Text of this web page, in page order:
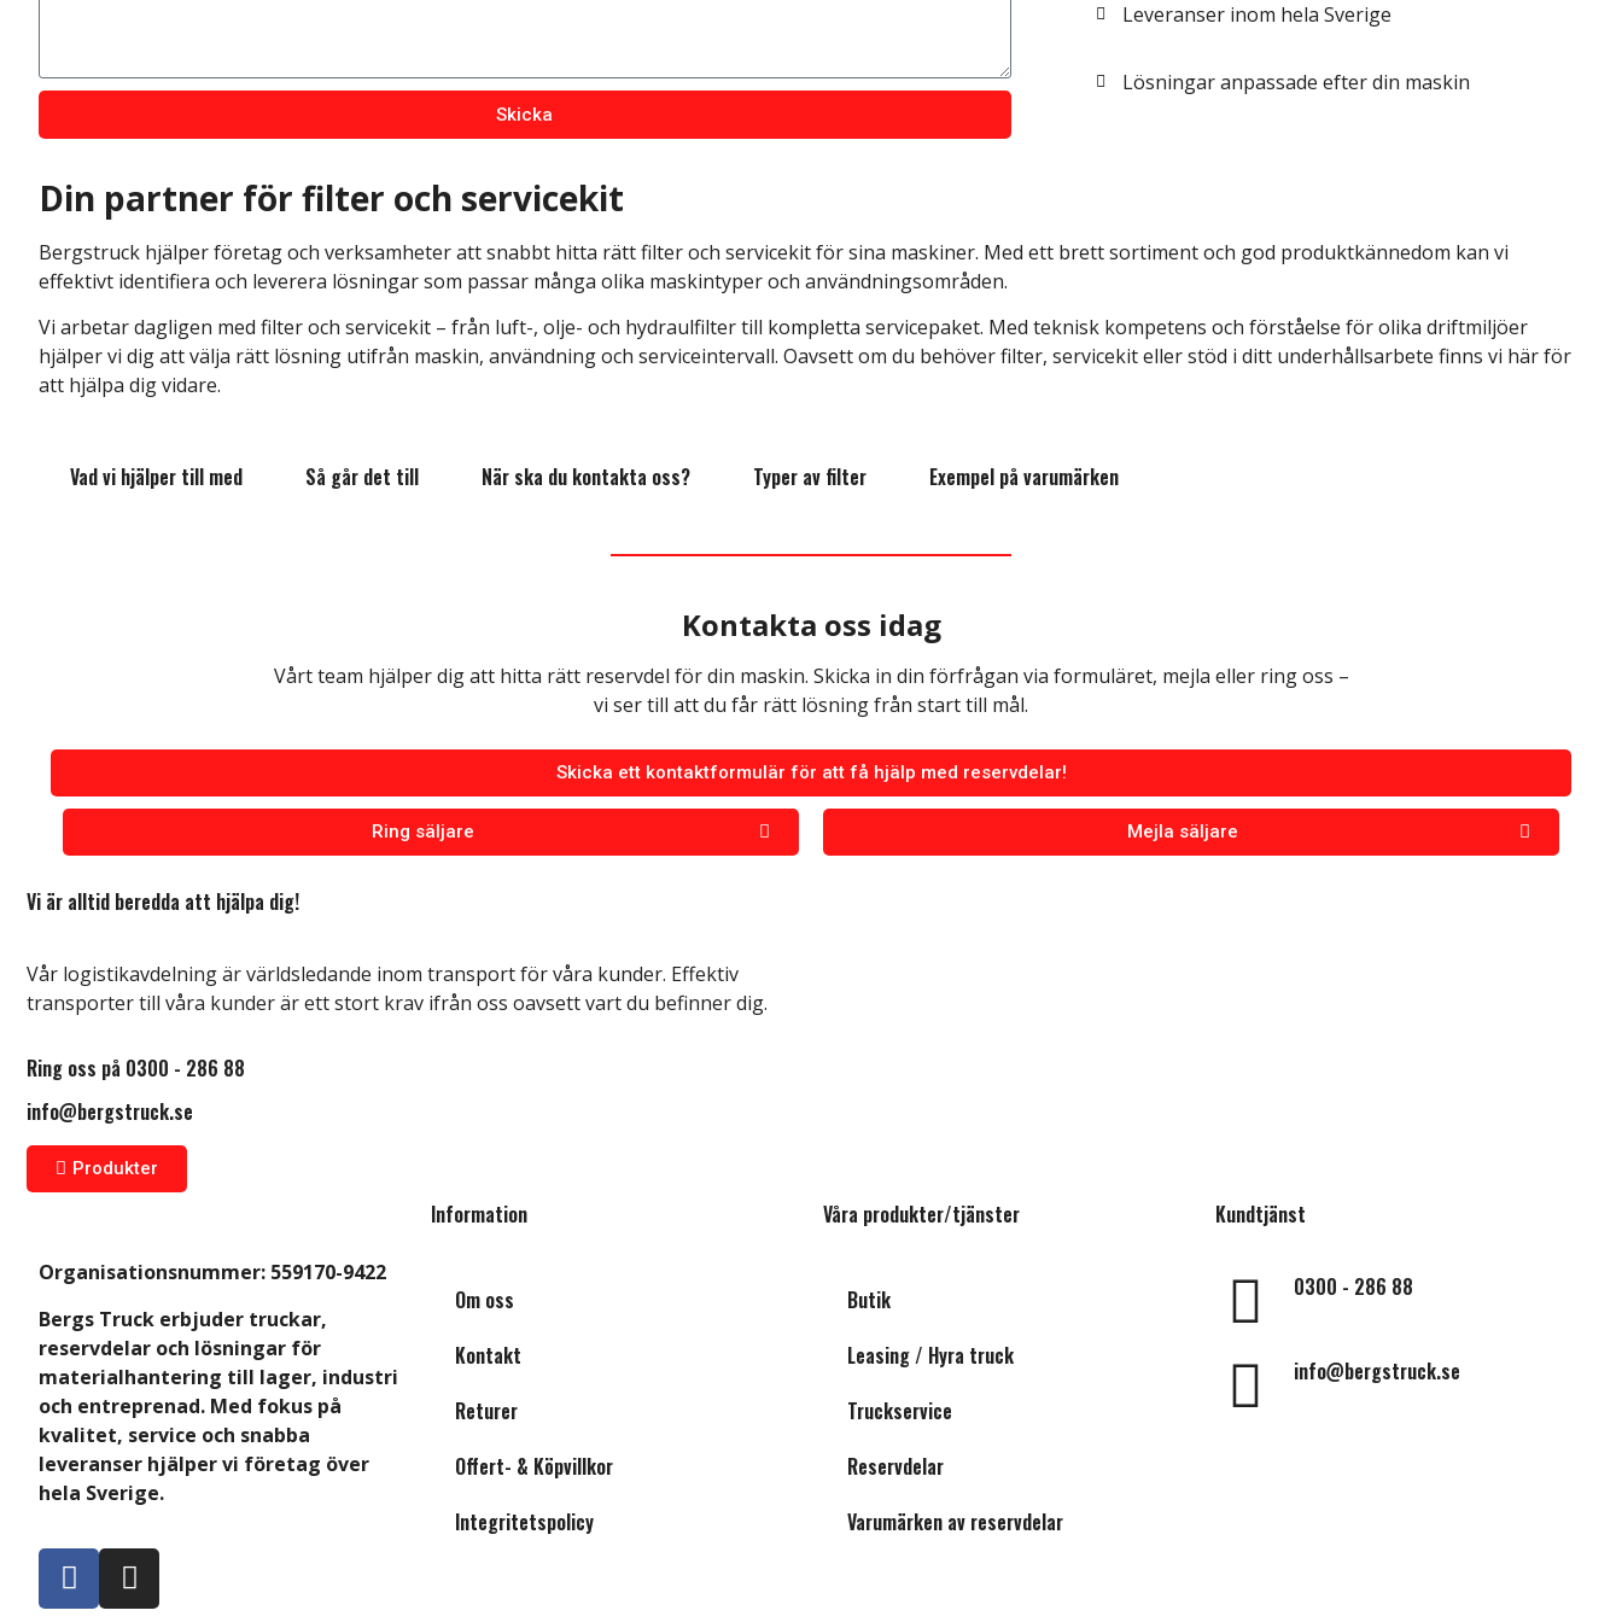
Skicka
Leveranser inom hela Sverige
Lösningar anpassade efter din maskin
Din partner för filter och servicekit
Bergstruck hjälper företag och verksamheter att snabbt hitta rätt filter och servicekit för sina maskiner. Med ett brett sortiment och god produktkännedom kan vi
effektivt identifiera och leverera lösningar som passar många olika maskintyper och användningsområden.
Vi arbetar dagligen med filter och servicekit – från luft-, olje- och hydraulfilter till kompletta servicepaket. Med teknisk kompetens och förståelse för olika driftmiljöer
hjälper vi dig att välja rätt lösning utifrån maskin, användning och serviceintervall. Oavsett om du behöver filter, servicekit eller stöd i ditt underhållsarbete finns vi här för
att hjälpa dig vidare.
Vad vi hjälper till med Så går det till När ska du kontakta oss? Typer av filter Exempel på varumärken
Kontakta oss idag
Vårt team hjälper dig att hitta rätt reservdel för din maskin. Skicka in din förfrågan via formuläret, mejla eller ring oss –
vi ser till att du får rätt lösning från start till mål.
Skicka ett kontaktformulär för att få hjälp med reservdelar!
Ring säljare Mejla säljare
Vi är alltid beredda att hjälpa dig!
Vår logistikavdelning är världsledande inom transport för våra kunder. Effektiv
transporter till våra kunder är ett stort krav ifrån oss oavsett vart du befinner dig.
Ring oss på 0300 - 286 88
info@bergstruck.se
Produkter
Organisationsnummer: 559170-9422
Bergs Truck erbjuder truckar,
reservdelar och lösningar för
materialhantering till lager, industri
och entreprenad. Med fokus på
kvalitet, service och snabba
leveranser hjälper vi företag över
hela Sverige.
Information
Om oss
Kontakt
Returer
Offert- & Köpvillkor
Integritetspolicy
Våra produkter/tjänster
Butik
Leasing / Hyra truck
Truckservice
Reservdelar
Varumärken av reservdelar
Kundtjänst
0300 - 286 88
info@bergstruck.se
Skicka
Vilken typ av reservdel behöver du?